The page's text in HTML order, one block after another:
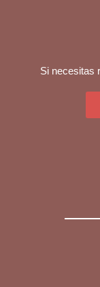
Si necesitas